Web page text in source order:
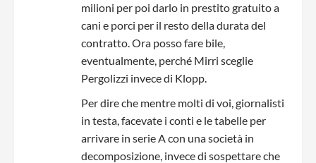
milioni per poi darlo in prestito gratuito a
cani e porci per il resto della durata del
contratto. Ora posso fare bile,
eventualmente, perché Mirri sceglie
Pergolizzi invece di Klopp.
Per dire che mentre molti di voi, giornalisti
in testa, facevate i conti e le tabelle per
arrivare in serie A con una società in
decomposizione, invece di sospettare che